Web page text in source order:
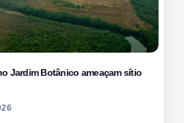
Jardim Botânico ameaçam sítio